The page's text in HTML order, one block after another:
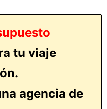
tu viaje
agencia de